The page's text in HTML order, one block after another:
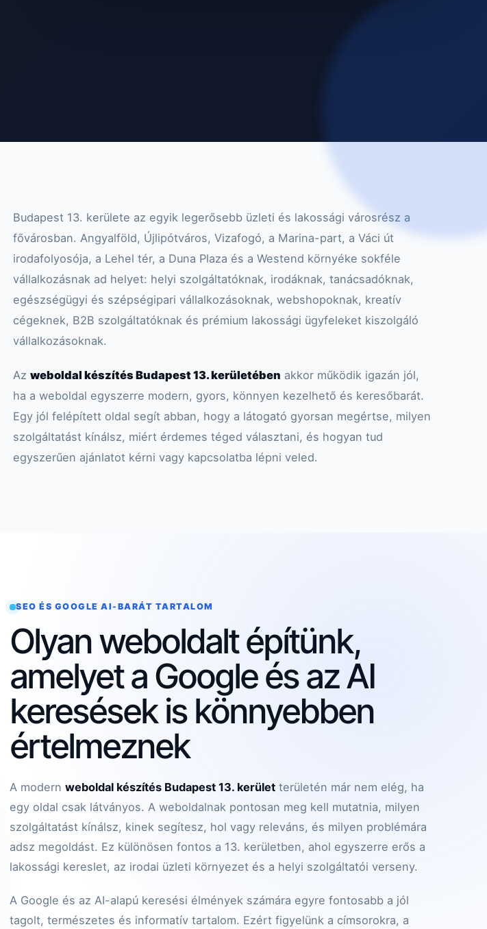
Budapest 13. kerülete az egyik legerősebb üzleti és lakossági városrész a
fővárosban. Angyalföld, Újlipótváros, Vizafogó, a Marina-part, a Váci út
irodafolyosója, a Lehel tér, a Duna Plaza és a Westend környéke sokféle
vállalkozásnak ad helyet: helyi szolgáltatóknak, irodáknak, tanácsadóknak,
egészségügyi és szépségipari vállalkozásoknak, webshopoknak, kreatív
cégeknek, B2B szolgáltatóknak és prémium lakossági ügyfeleket kiszolgáló
vállalkozásoknak.
Az weboldal készítés Budapest 13. kerületében akkor működik igazán jól,
ha a weboldal egyszerre modern, gyors, könnyen kezelhető és keresőbarát.
Egy jól felépített oldal segít abban, hogy a látogató gyorsan megértse, milyen
szolgáltatást kínálsz, miért érdemes téged választani, és hogyan tud
egyszerűen ajánlatot kérni vagy kapcsolatba lépni veled.
SEO ÉS GOOGLE AI-BARÁT TARTALOM
Olyan weboldalt építünk,
amelyet a Google és az AI
keresések is könnyebben
értelmeznek
A modernweboldal készítés Budapest 13. kerület területén már nem elég, ha
egy oldal csak látványos. A weboldalnak pontosan meg kell mutatnia, milyen
szolgáltatást kínálsz, kinek segítesz, hol vagy releváns, és milyen problémára
adsz megoldást. Ez különösen fontos a 13. kerületben, ahol egyszerre erős a
lakossági kereslet, az irodai üzleti környezet és a helyi szolgáltatói verseny.
A Google és az AI-alapú keresési élmények számára egyre fontosabb a jól
tagolt, természetes és informatív tartalom. Ezért figyelünk a címsorokra, a